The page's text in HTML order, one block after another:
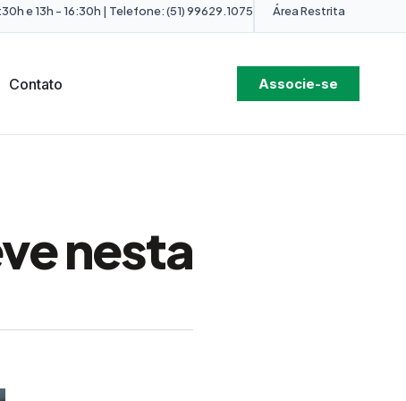
e 13h - 16:30h | Telefone: (51) 99629.1075 Área Restrita
Contato Associe-se
nesta